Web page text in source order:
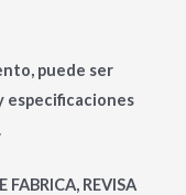
puede ser
especificaciones
FABRICA, REVISA